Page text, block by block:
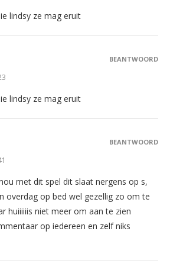
lindsy ze mag eruit
lindsy ze mag eruit
BEANTWOORD
met dit spel dit slaat nergens op s,
overdag op bed wel gezellig zo om te
huiiiiiis niet meer om aan te zien
op iedereen en zelf niks
BEANTWOORD